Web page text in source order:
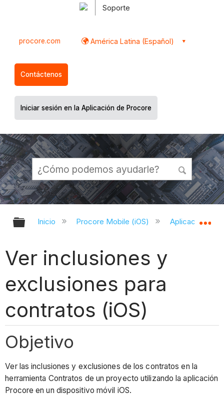
Soporte
procore.com América Latina (Español)
Contáctenos
Iniciar sesión en la Aplicación de Procore
Expandir/contraer jerarquía global
Inicio Procore Mobile (iOS) Aplicación iOS
Ver inclusiones y
exclusiones para
contratos (iOS)
Objetivo
Ver las inclusiones y exclusiones de los contratos en la
herramienta Contratos de un proyecto utilizando la aplicación
Procore en un dispositivo móvil iOS.